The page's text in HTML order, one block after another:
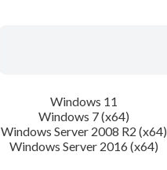
Windows 11
Windows 7 (x64)
Windows Server 2008 R2 (x64)
Windows Server 2016 (x64)